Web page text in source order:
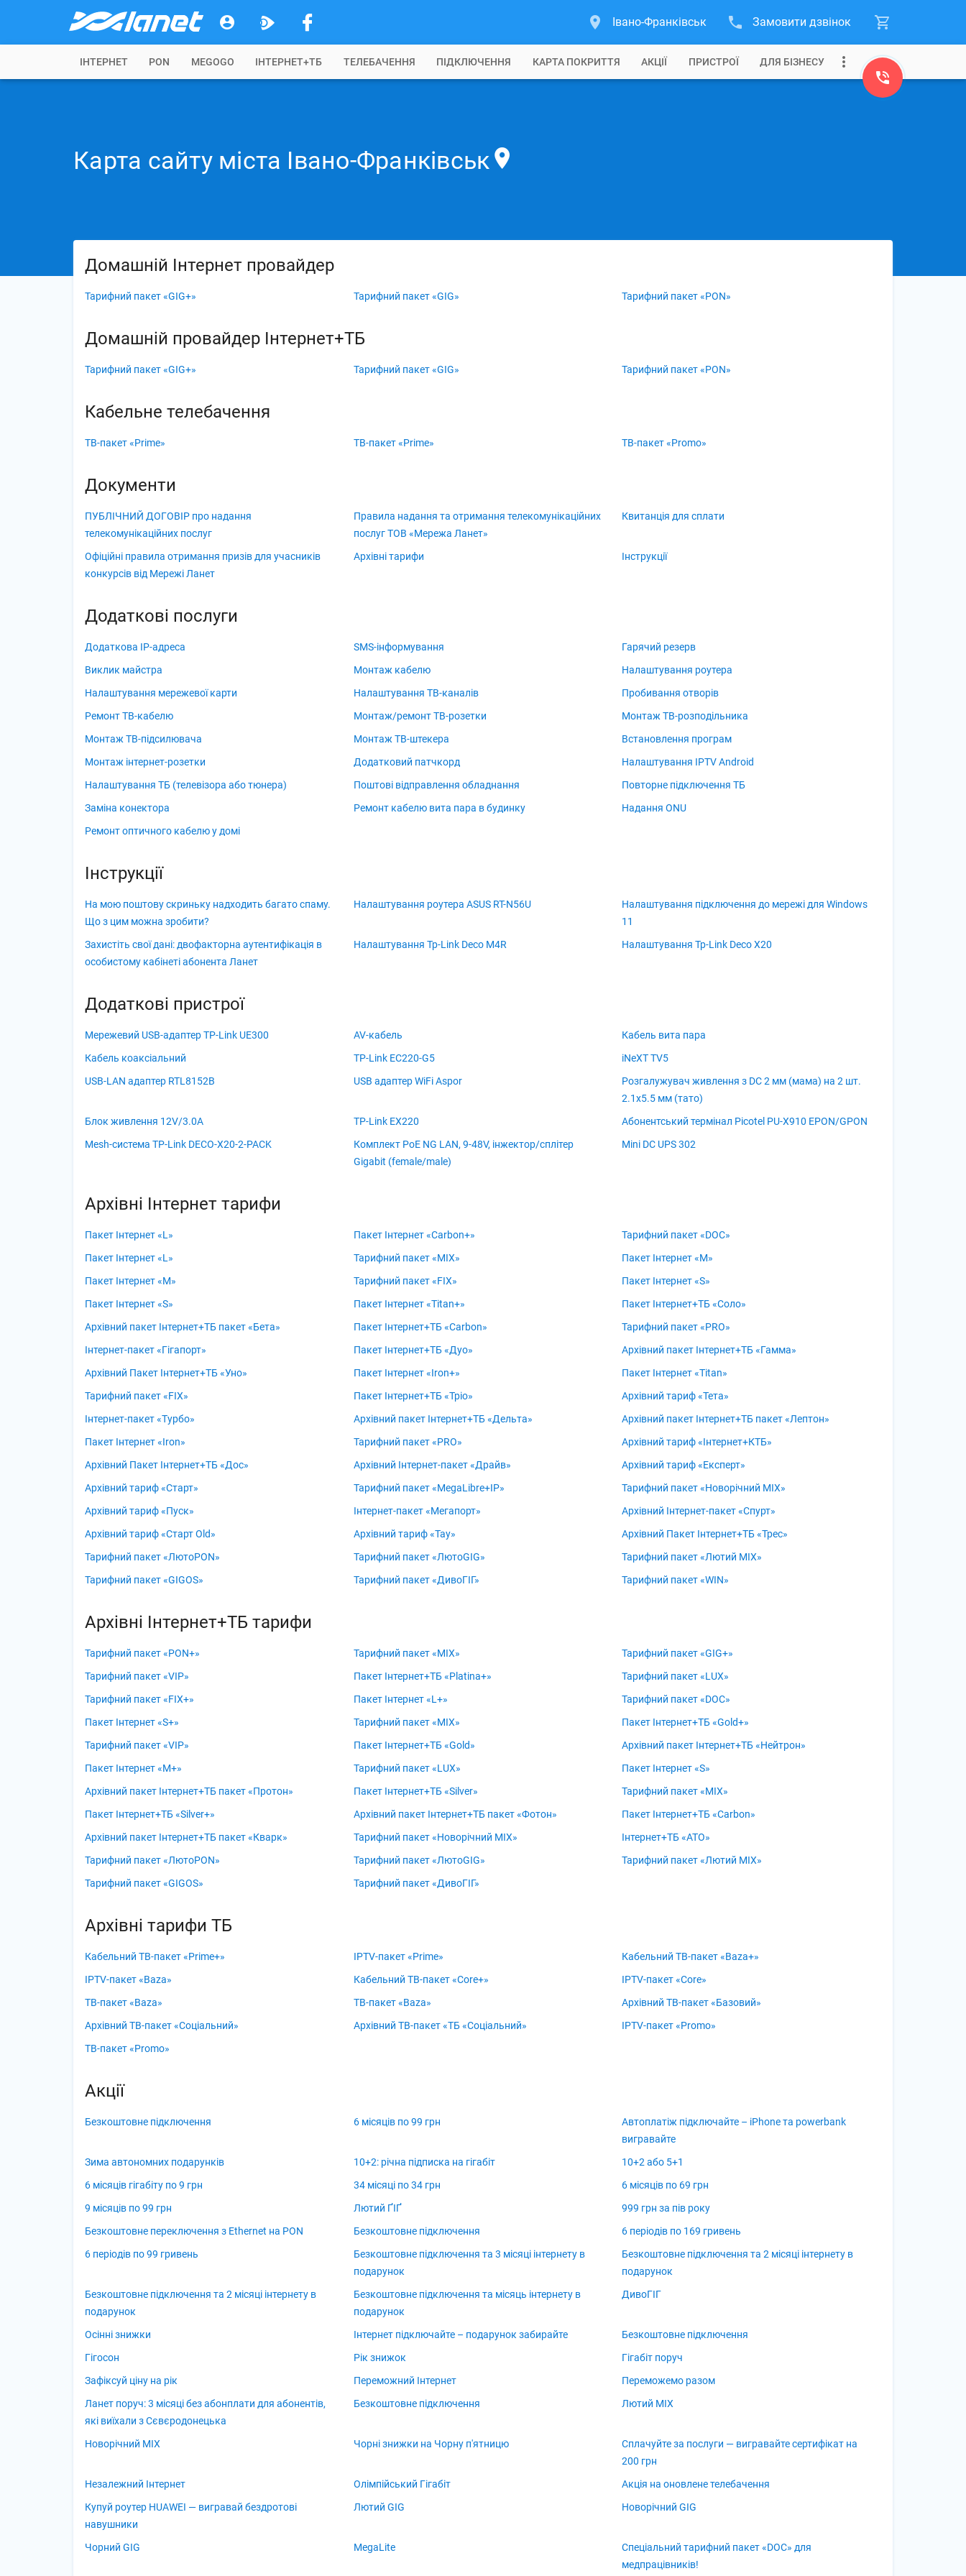
Івано-Франківськ Замовити дзвінок
IНТЕРНЕТ PON MEGOGO ІНТЕРНЕТ+ТБ ТЕЛЕБАЧЕННЯ ПІДКЛЮЧЕННЯ КАРТА ПОКРИТТЯ АКЦІЇ ПРИСТРОЇ ДЛЯ БІЗНЕСУ
Карта сайту міста Івано-Франківськ
Домашній Інтернет провайдер
Тарифний пакет «GIG+» Тарифний пакет «GIG» Тарифний пакет «PON»
Домашній провайдер Інтернет+ТБ
Тарифний пакет «GIG+» Тарифний пакет «GIG» Тарифний пакет «PON»
Кабельне телебачення
ТВ-пакет «Prime» ТВ-пакет «Prime» ТВ-пакет «Promo»
Документи
ПУБЛІЧНИЙ ДОГОВІР про надання
телекомунікаційних послуг
Правила надання та отримання телекомунікаційних
послуг ТОВ «Мережа Ланет»
Квитанція для сплати
Офіційні правила отримання призів для учасників
конкурсів від Мережі Ланет
Архівні тарифи Інструкції
Додаткові послуги
Додаткова ІР-адреса SMS-інформування
Гарячий резерв
Виклик майстра
Монтаж кабелю
Налаштування роутера
Налаштування мережевої карти
Налаштування ТВ-каналів
Пробивання отворів
Ремонт ТВ-кабелю
Монтаж/ремонт ТВ-розетки
Монтаж ТВ-розподільника
Монтаж ТВ-підсилювача
Монтаж ТВ-штекера
Встановлення програм
Монтаж інтернет-розетки
Додатковий патчкорд
Налаштування IPTV Android
Налаштування ТБ (телевізора або тюнера)
Поштові відправлення обладнання
Повторне підключення ТБ
Заміна конектора
Ремонт кабелю вита пара в будинку
Надання ONU
Ремонт оптичного кабелю у домі
Інструкції
На мою поштову скриньку надходить багато спаму.
Що з цим можна зробити?
Налаштування роутера ASUS RT-N56U
Налаштування підключення до мережі для Windows
11
Захистіть свої дані: двофакторна аутентифікація в
особистому кабінеті абонента Ланет
Налаштування Tp-Link Deco M4R Налаштування Tp-Link Deco X20
Додаткові пристрої
Мережевий USB-адаптер TP-Link UE300 AV-кабель
Кабель вита пара
Кабель коаксіальний
TP-Link EC220-G5
iNeXT TV5
USB-LAN адаптер RTL8152B
USB адаптер WiFi Aspor
Розгалужувач живлення з DC 2 мм (мама) на 2 шт.
2.1x5.5 мм (тато)
Блок живлення 12V/3.0A
TP-Link EX220
Абонентський термінал Picotel PU-X910 EPON/GPON
Mesh-система TP-Link DECO-X20-2-PACK
Комплект PoE NG LAN, 9-48V, інжектор/сплітер
Gigabit (female/male)
Mini DC UPS 302
Архівні Інтернет тарифи
Пакет Інтернет «L» Пакет Інтернет «Carbon+»
Тарифний пакет «DOC»
Пакет Інтернет «L»
Тарифний пакет «MIX»
Пакет Інтернет «M»
Пакет Інтернет «M»
Тарифний пакет «FIX»
Пакет Інтернет «S»
Пакет Інтернет «S»
Пакет Інтернет «Titan+»
Пакет Інтернет+ТБ «Соло»
Архівний пакет Інтернет+ТБ пакет «Бета»
Пакет Інтернет+ТБ «Carbon»
Тарифний пакет «PRO»
Інтернет-пакет «Гігапорт»
Пакет Інтернет+ТБ «Дуо»
Архівний пакет Інтернет+ТБ «Гамма»
Архівний Пакет Інтернет+ТБ «Уно»
Пакет Інтернет «Iron+»
Пакет Інтернет «Titan»
Тарифний пакет «FIX»
Пакет Інтернет+ТБ «Тріо»
Архівний тариф «Тета»
Інтернет-пакет «Турбо»
Архівний пакет Інтернет+ТБ «Дельта»
Архівний пакет Інтернет+ТБ пакет «Лептон»
Пакет Інтернет «Iron»
Тарифний пакет «PRO»
Архівний тариф «Інтернет+КТБ»
Архівний Пакет Інтернет+ТБ «Дос»
Архівний Інтернет-пакет «Драйв»
Архівний тариф «Експерт»
Архівний тариф «Старт»
Тарифний пакет «MegaLibre+IP»
Тарифний пакет «Новорічний MIX»
Архівний тариф «Пуск»
Інтернет-пакет «Мегапорт»
Архівний Інтернет-пакет «Спурт»
Архівний тариф «Старт Old»
Архівний тариф «Тау»
Архівний Пакет Інтернет+ТБ «Трес»
Тарифний пакет «ЛютоPON»
Тарифний пакет «ЛютоGIG»
Тарифний пакет «Лютий MIX»
Тарифний пакет «GIGOS»
Тарифний пакет «ДивоГІГ» Тарифний пакет «WIN»
Архівні Інтернет+ТБ тарифи
Тарифний пакет «PON+» Тарифний пакет «MIX»
Тарифний пакет «GIG+»
Тарифний пакет «VIP»
Пакет Інтернет+ТБ «Platina+»
Тарифний пакет «LUX»
Тарифний пакет «FIX+»
Пакет Інтернет «L+»
Тарифний пакет «DOC»
Пакет Інтернет «S+»
Тарифний пакет «MIX»
Пакет Інтернет+ТБ «Gold+»
Тарифний пакет «VIP»
Пакет Інтернет+ТБ «Gold»
Архівний пакет Інтернет+ТБ «Нейтрон»
Пакет Інтернет «M+»
Тарифний пакет «LUX»
Пакет Інтернет «S»
Архівний пакет Інтернет+ТБ пакет «Протон»
Пакет Інтернет+ТБ «Silver»
Тарифний пакет «MIX»
Пакет Інтернет+ТБ «Silver+»
Архівний пакет Інтернет+ТБ пакет «Фотон»
Пакет Інтернет+ТБ «Carbon»
Архівний пакет Інтернет+ТБ пакет «Кварк»
Тарифний пакет «Новорічний MIX»
Інтернет+ТБ «АТО»
Тарифний пакет «ЛютоPON»
Тарифний пакет «ЛютоGIG»
Тарифний пакет «Лютий MIX»
Тарифний пакет «GIGOS»
Тарифний пакет «ДивоГІГ»
Архівні тарифи ТБ
Кабельний ТВ-пакет «Prime+» IPTV-пакет «Prime»
Кабельний ТВ-пакет «Baza+»
IPTV-пакет «Baza»
Кабельний ТВ-пакет «Core+»
IPTV-пакет «Core»
ТВ-пакет «Baza»
ТВ-пакет «Baza»
Архівний ТВ-пакет «Базовий»
Архівний ТВ-пакет «Соціальний»
Архівний ТВ-пакет «ТБ «Соціальний»
IPTV-пакет «Promo»
ТВ-пакет «Promo»
Акції
Безкоштовне підключення 6 місяців по 99 грн
Автоплатіж підключайте – iPhone та powerbank
вигравайте
Зима автономних подарунків
10+2: річна підписка на гігабіт
10+2 або 5+1
6 місяців гігабіту по 9 грн
34 місяці по 34 грн
6 місяців по 69 грн
9 місяців по 99 грн
Лютий ҐІҐ
999 грн за пів року
Безкоштовне переключення з Ethernet на PON
Безкоштовне підключення
6 періодів по 169 гривень
6 періодів по 99 гривень
Безкоштовне підключення та 3 місяці інтернету в
подарунок
Безкоштовне підключення та 2 місяці інтернету в
подарунок
Безкоштовне підключення та 2 місяці інтернету в
подарунок
Безкоштовне підключення та місяць інтернету в
подарунок
ДивоГІГ
Осінні знижки Інтернет підключайте – подарунок забирайте
Безкоштовне підключення
Гігосон
Рік знижок
Гігабіт поруч
Зафіксуй ціну на рік
Переможний Інтернет
Переможемо разом
Ланет поруч: 3 місяці без абонплати для абонентів,
які виїхали з Сєвєродонецька
Безкоштовне підключення Лютий MIX
Новорічний MIX Чорні знижки на Чорну п'ятницю
Сплачуйте за послуги — вигравайте сертифікат на
200 грн
Незалежний Інтернет
Олімпійський Гігабіт
Акція на оновлене телебачення
Купуй роутер HUAWEI — вигравай бездротові
навушники
Лютий GIG Новорічний GIG
Чорний GIG MegaLite
Спеціальний тарифний пакет «DOC» для
медпрацівників!